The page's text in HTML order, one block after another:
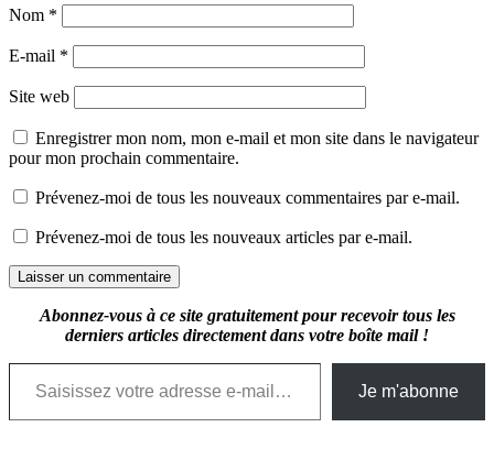
Nom *
E-mail *
Site web
Enregistrer mon nom, mon e-mail et mon site dans le navigateur
pour mon prochain commentaire.
Prévenez-moi de tous les nouveaux commentaires par e-mail.
Prévenez-moi de tous les nouveaux articles par e-mail.
Abonnez-vous à ce site gratuitement pour recevoir tous les
derniers articles directement dans votre boîte mail !
Saisissez votre adresse e-mail…
Je m'abonne